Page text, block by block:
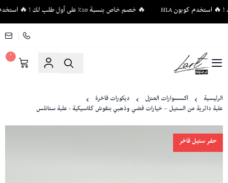
🔥 خصم خاص بنسبة 10٪ على أول طلب لك ! 🔥 استخدم كوبون HLA
لاغت - أثاث فاخر وإكسسوارات منزلية فريدة
٠
الرئيسية اكسسوارات المنزل
ديكورات فاخرة
علبة دائرية من الستيل – خيارات فضي وذهبي بنقوش كلاسيكية - علبة ستانلس
حفر ستيل فاخر